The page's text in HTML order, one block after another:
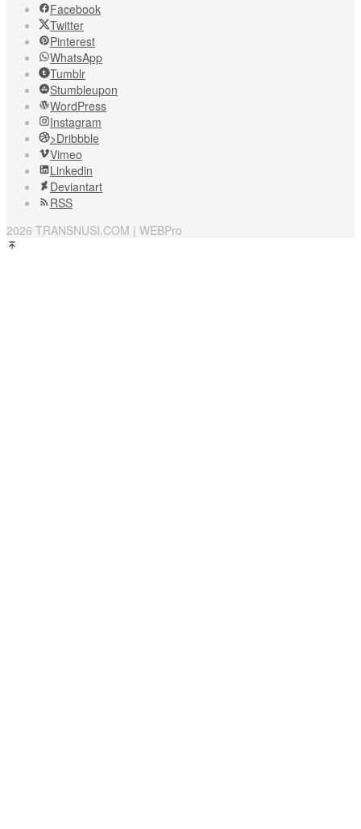
Facebook
Twitter
Pinterest
WhatsApp
Tumblr
Stumbleupon
WordPress
Instagram
>Dribbble
Vimeo
Linkedin
Deviantart
RSS
2026 TRANSNUSI.COM | WEBPro